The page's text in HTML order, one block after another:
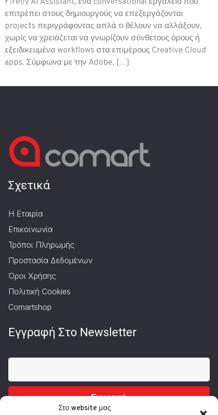
Στο website μας
επιτρέπει στους δημιουργούς να επεξεργάζονται
projects περιγράφοντας απλά τι θέλουν να αλλάξουν,
χωρίς να χρειάζεται να γνωρίζουν σύνθετους όρους ή
εξειδικευμένα workflows στα επιμέρους Creative Cloud
apps. Σύμφωνα με την Adobe, […]
Σχετικά
Η Εταιρία
Επικοινωνία
Τρόποι Πληρωμής
Προστασία Δεδομένων
Όροι Χρήσης
Πολιτική Cookies
Comartshop
Εγγραφή Στο Newsletter
Εγγραφή